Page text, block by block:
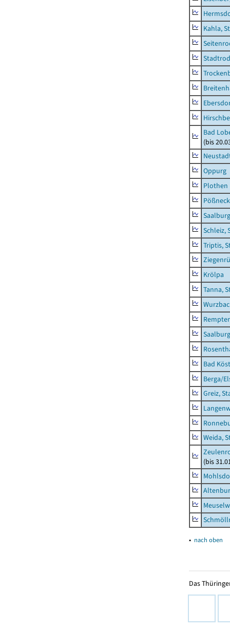
Kahla,
Bad
(bis
Oppurg
Plothen
Schleiz,
Triptis,
Krölpa
Tanna,
Bad
Berga/
Greiz,
Weida,
(bis
▴ nach oben
Das